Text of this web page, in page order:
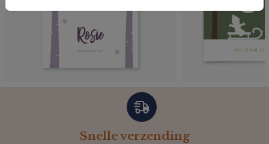
Snelle verzending